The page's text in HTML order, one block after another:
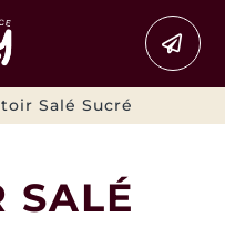
Salé Sucré
SALÉ